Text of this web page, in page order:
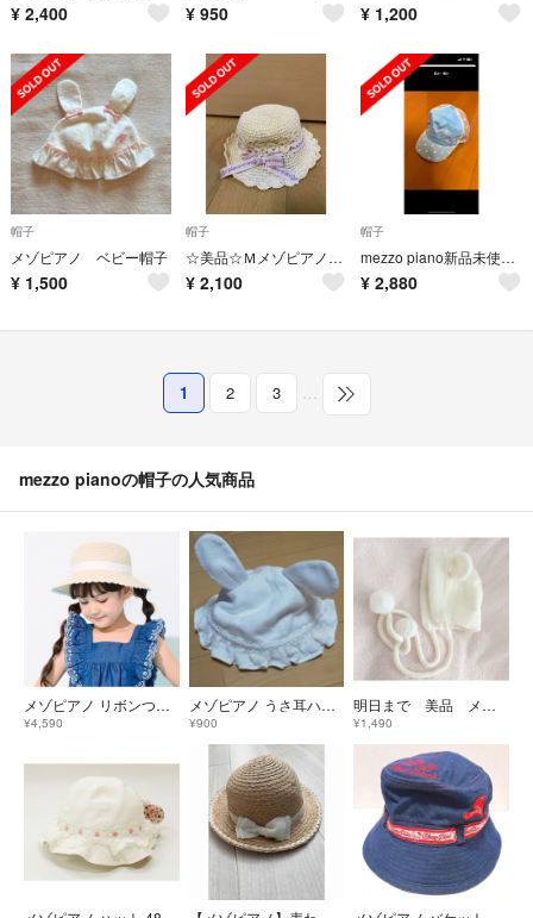
¥ 2,400 ¥ 950 ¥ 1,200
帽子
メゾピアノ ベビー帽子
¥ 1,500
帽子
☆美品☆Ｍメゾピアノ麦わら帽子白地&ピンクリボン夏ナルミヤ５４〜５６㎝
¥ 2,100
帽子
mezzo piano新品未使用キャップM
¥ 2,880
1 2 3 …
mezzo pianoの帽子の人気商品
メゾピアノ リボンつきブレードハット 薄ベージュ Mサイズ 帽子 麦わら帽子
¥4,590
メゾピアノ うさ耳ハット
¥900
明日まで 美品 メゾピアノ ボンネット うさ耳 リボン ベビー 帽子
¥1,490